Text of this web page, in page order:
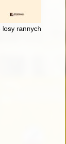
losy rannych w